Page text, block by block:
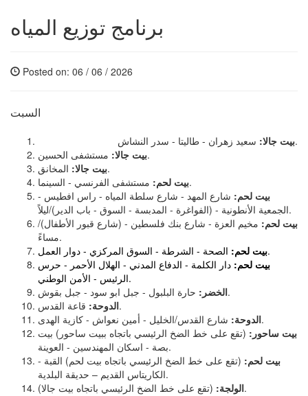
برنامج توزيع المياه
Posted on: 06 / 06 / 2026
السبت
بيت جالا:سعيد زهران - طاليتا - سدر النشاش.
بيت جالا:مستشفى الحسين.
بيت جالا:المخانق.
بيت لحم:مستشفى الفرنسي - السينما.
بيت لحم: شارع المهد - شارع سلطة المياه - راس افطيس -
الجمعية الأنطونية - (الفواغرة - المدبسة - السوق - باب الدير)/ليلاً.
بيت لحم: مخيم العزة - شارع بنك فلسطين - (شارع قبور الأطفال)/
مساءً.
بيت لحم:الصحة - الشرطة - السوق المركزي - دوار العمل.
بيت لحم: دار الكلمة - الدفاع المدني - الهلال الأحمر - حرس
الرئيس - الأمن الوطني.
الخضر:حارة البلبول - جبل ابو سود - جبل بقوش.
الدوحة:قاعة القدس.
الدوحة:شارع القدس/الخليل - أمين نعواش - كازية الهدى.
بيت ساحور: (تقع على خط الضخ الرئيسي باتجاه ببيت ساحور) بيت
بصة - اسكان المهندسين - العوينة.
بيت لحم: (تقع على خط الضخ الرئيسي باتجاه بيت لحم) القبة -
الكاريتاس القديم – حديقة البلدية.
الولجة:(تقع على خط الضخ الرئيسي باتجاه بيت جالا).